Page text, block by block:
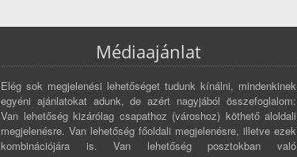
Médiaajánlat
Elég sok megjelenési lehetőséget tudunk kínálni, mindenkinek
egyéni ajánlatokat adunk, de azért nagyjából összefoglalom:
Van lehetőség kizárólag csapathoz (városhoz) köthető aloldali
megjelenésre. Van lehetőség főoldali megjelenésre, illetve ezek
kombinációjára is. Van lehetőség posztokban való